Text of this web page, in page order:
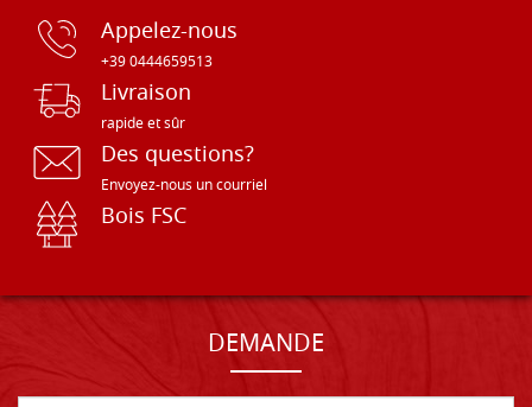
Appelez-nous
+39 0444659513
Livraison
rapide et sûr
Des questions?
Envoyez-nous un courriel
Bois FSC
DEMANDE